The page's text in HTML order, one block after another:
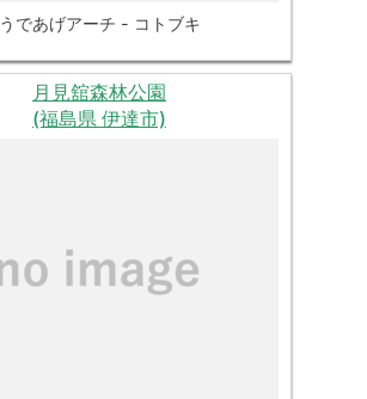
うであげアーチ - コトブキ
月見舘森林公園
(福島県 伊達市)